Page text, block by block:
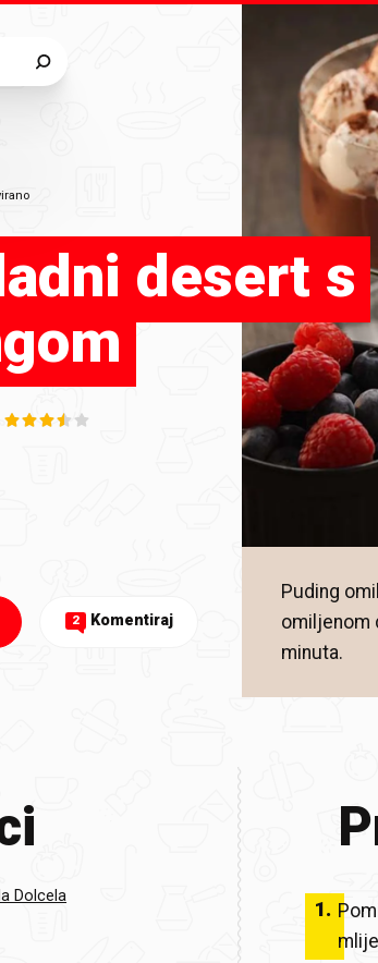
desert s
Puding
omiljenom
minuta.
2 Komentiraj
Dolcela
1.